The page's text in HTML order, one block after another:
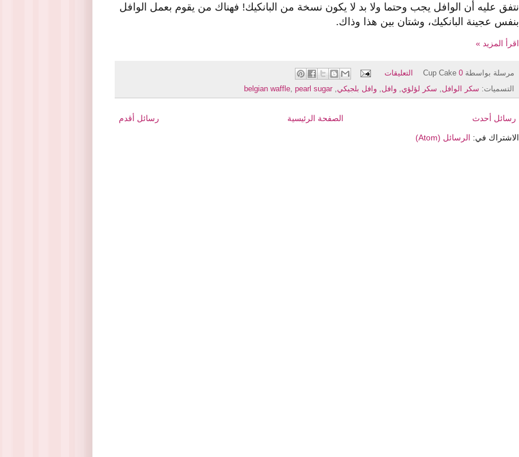
نتفق عليه أن الوافل يجب وحتما ولا بد لا يكون نسخة من البانكيك! فهناك من يقوم بعمل الوافل
بنفس عجينة البانكيك، وشتان بين هذا وذاك.
اقرأ المزيد »
مرسلة بواسطة Cup Cake 0 التعليقات
التسميات: سكر الوافل سكر لؤلؤي ,وافل ,وافل بلجيكي ,
belgian waffle, pearl sugar
رسائل أحدث رسائل أقدم الصفحة الرئيسية
الاشتراك في: الرسائل (Atom)